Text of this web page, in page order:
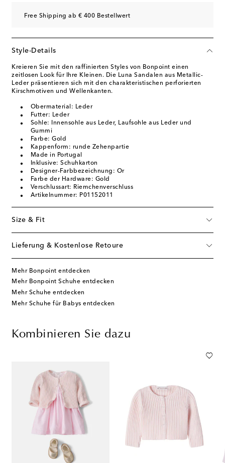
Free Shipping ab € 400 Bestellwert
Style-Details
Kreieren Sie mit den raffinierten Styles von Bonpoint einen
zeitlosen Look für Ihre Kleinen. Die Luna Sandalen aus Metallic-
Leder präsentieren sich mit den charakteristischen perforierten
Kirschmotiven und Wellenkanten.
Obermaterial: Leder
Futter: Leder
Sohle: Innensohle aus Leder, Laufsohle aus Leder und
Gummi
Farbe: Gold
Kappenform: runde Zehenpartie
Made in Portugal
Inklusive: Schuhkarton
Designer-Farbbezeichnung: Or
Farbe der Hardware: Gold
Verschlussart: Riemchenverschluss
Artikelnummer: P01152011
Size & Fit
Lieferung & Kostenlose Retoure
Mehr Bonpoint entdecken
Mehr Bonpoint Schuhe entdecken
Mehr Schuhe entdecken
Mehr Schuhe für Babys entdecken
Kombinieren Sie dazu